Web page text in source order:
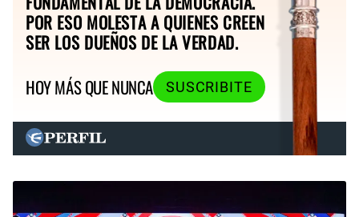
POR ESO MOLESTA A QUIENES CREEN
SER LOS DUEÑOS DE LA VERDAD.
HOY MÁS QUE NUNCA
SUSCRIBITE